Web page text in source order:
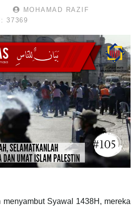
MOHAMAD RAZIF
37369
menyambut Syawal 1438H, mereka